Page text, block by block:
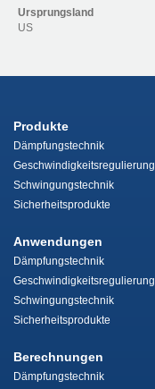
Ursprungsland
US
Produkte
Dämpfungstechnik
Geschwindigkeitsregulierung
Schwingungstechnik
Sicherheitsprodukte
Anwendungen
Dämpfungstechnik
Geschwindigkeitsregulierung
Schwingungstechnik
Sicherheitsprodukte
Berechnungen
Dämpfungstechnik